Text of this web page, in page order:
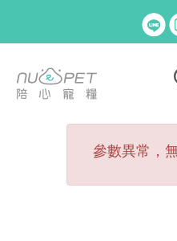
參數異常，